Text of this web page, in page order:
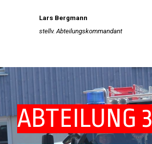
Lars Bergmann
stellv. Abteilungskommandant
ABTEILUNG 3